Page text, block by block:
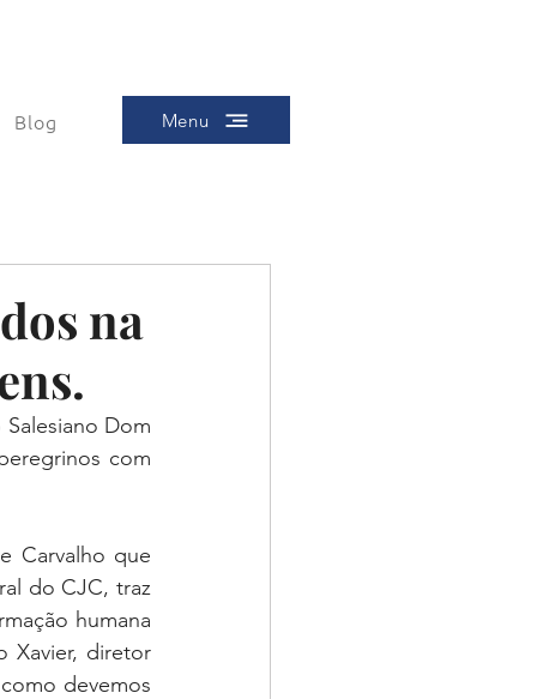
Blog Menu
na
Dom
com
Carvalho que
do CJC, traz
humana
Xavier, diretor
devemos